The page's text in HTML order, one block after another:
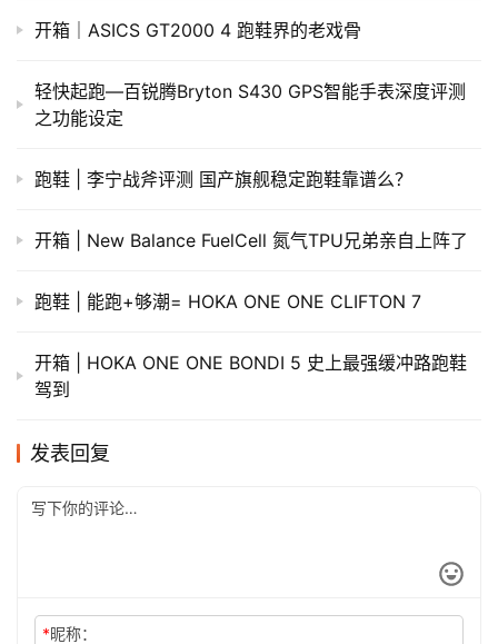
开箱｜ASICS GT2000 4 跑鞋界的老戏骨
轻快起跑—百锐腾Bryton S430 GPS智能手表深度评测
之功能设定
跑鞋 | 李宁战斧评测 国产旗舰稳定跑鞋靠谱么？
开箱 | New Balance FuelCell 氮气TPU兄弟亲自上阵了
跑鞋 | 能跑+够潮= HOKA ONE ONE CLIFTON 7
开箱 | HOKA ONE ONE BONDI 5 史上最强缓冲路跑鞋
驾到
发表回复
*昵称：